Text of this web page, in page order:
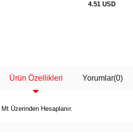
4.51 USD
Ürün Özellikleri Yorumlar(0)
Üzerinden Hesaplanır.